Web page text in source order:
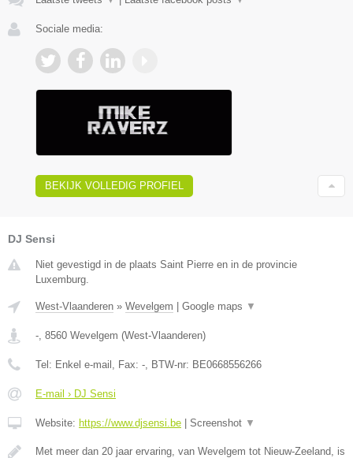
Sociale media:
BEKIJK VOLLEDIG PROFIEL
DJ Sensi
Niet gevestigd in de plaats Saint Pierre en in de provincie
Luxemburg.
West-Vlaanderen » Wevelgem | Google maps ▼
- 8560 Wevelgem (West-Vlaanderen)
Tel: Enkel e-mail , Fax: - , BTW-nr: BE0668556266
E-mail › DJ Sensi
Website: https://www.djsensi.be | Screenshot ▼
Met meer dan 20 jaar ervaring, van Wevelgem tot Nieuw-Zeeland, is